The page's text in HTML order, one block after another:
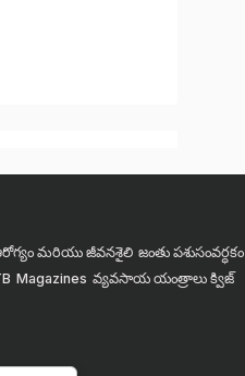
మరియు జీవనశైలి జంతు పశుసంవర్ధకం
Magazines వ్యవసాయ యంత్రాలుక్విజ్